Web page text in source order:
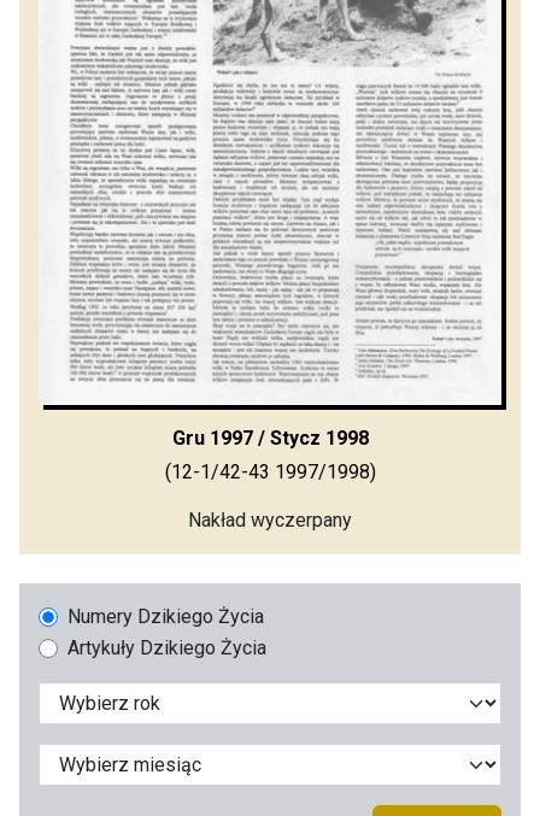
Gru 1997 / Stycz 1998
(12-1/42-43 1997/1998)
Nakład wyczerpany
Numery Dzikiego Życia
Artykuły Dzikiego Życia